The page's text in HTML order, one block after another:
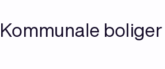
Kommunale